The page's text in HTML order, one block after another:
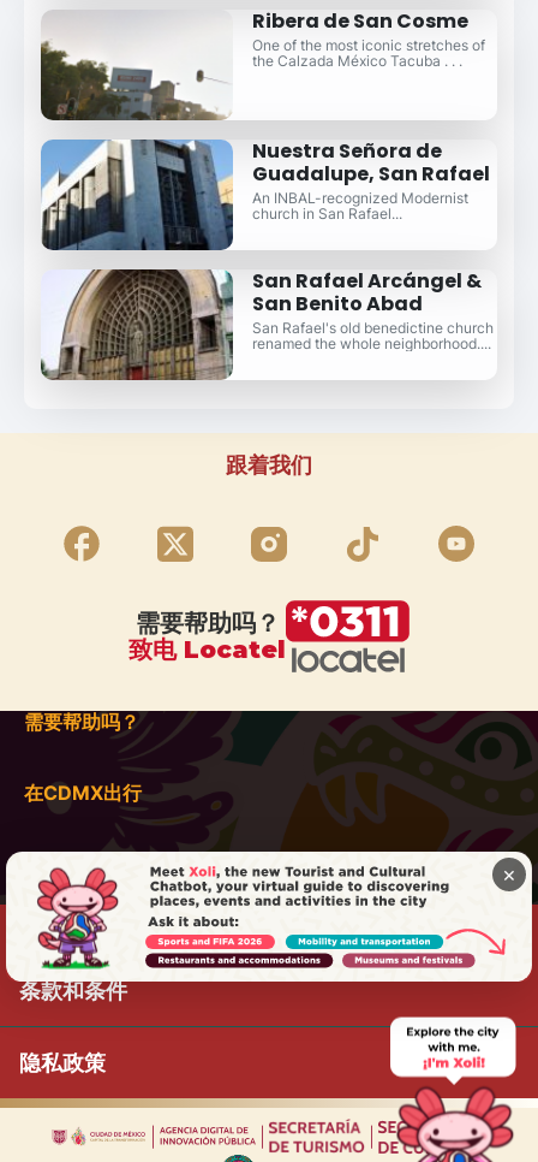
Ribera de San Cosme
One of the most iconic stretches of
the Calzada México Tacuba . . .
Nuestra Señora de
Guadalupe, San Rafael
An INBAL-recognized Modernist
church in San Rafael...
San Rafael Arcángel &
San Benito Abad
San Rafael's old benedictine church
renamed the whole neighborhood....
跟着我们
需要帮助吗？
致电 Locatel
需要帮助吗？
在CDMX出行
条款和条件
隐私政策
|
×